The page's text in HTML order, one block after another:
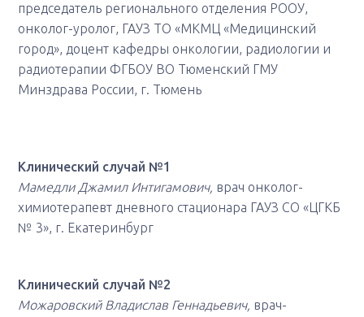
председатель регионального отделения РООУ,
онколог-уролог, ГАУЗ ТО «МКМЦ «Медицинский
город», доцент кафедры онкологии, радиологии и
радиотерапии ФГБОУ ВО Тюменский ГМУ
Минздрава России, г. Тюмень
Клинический случай №1
Мамедли Джамил Интигамович, врач онколог-
химиотерапевт дневного стационара ГАУЗ СО «ЦГКБ
№ 3», г. Екатеринбург
Клинический случай №2
Можаровский Владислав Геннадьевич, врач-